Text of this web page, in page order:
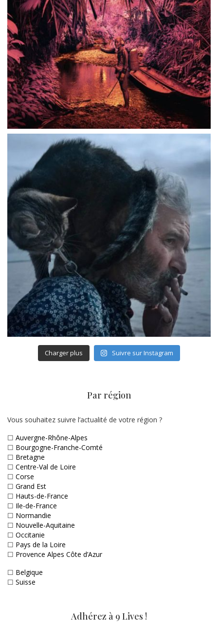
Charger plus Suivre sur Instagram
Par région
Vous souhaitez suivre l’actualité de votre région ?
☐ Auvergne-Rhône-Alpes
☐ Bourgogne-Franche-Comté
☐ Bretagne
☐ Centre-Val de Loire
☐ Corse
☐ Grand Est
☐ Hauts-de-France
☐ Ile-de-France
☐ Normandie
☐ Nouvelle-Aquitaine
☐ Occitanie
☐ Pays de la Loire
☐ Provence Alpes Côte d’Azur
☐ Belgique
☐ Suisse
Adhérez à 9 Lives !